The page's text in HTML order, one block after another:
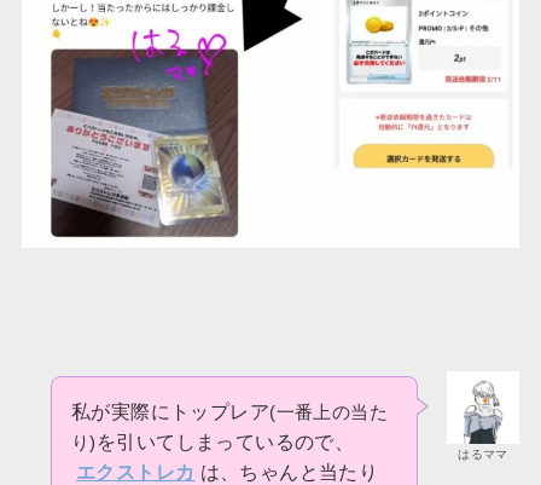
はるママ
私が実際にトップレア(一番上の当た
り) を引いてしまっているので、
エクストレカ は、ちゃんと当たり